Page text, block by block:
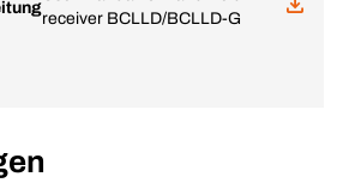
receiver BCLLD/BCLLD-G